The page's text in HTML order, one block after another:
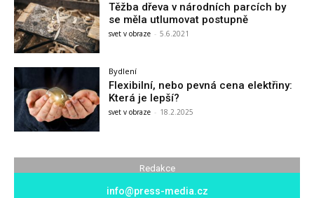
Těžba dřeva v národních parcích by
se měla utlumovat postupně
svet v obraze - 5.6.2021
Bydlení
Flexibilní, nebo pevná cena elektřiny:
Která je lepší?
svet v obraze - 18.2.2025
Redakce
info@press-media.cz